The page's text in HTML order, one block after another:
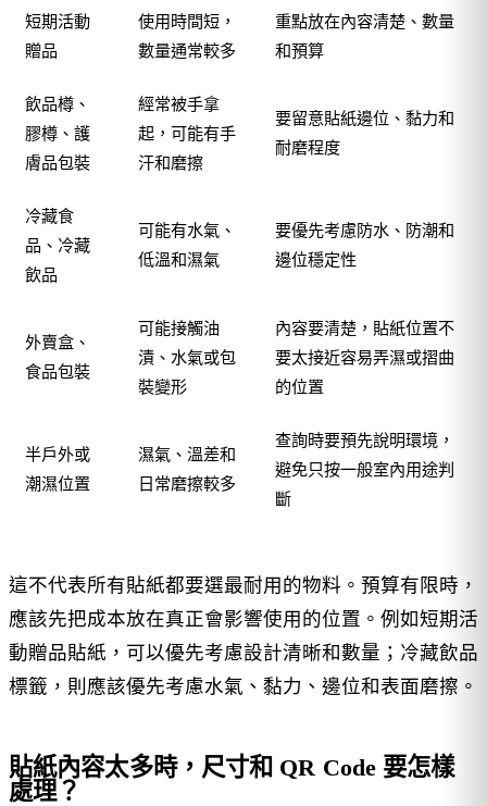
短期活動
贈品
使用時間短，
數量通常較多
重點放在內容清楚、數量
和預算
飲品樽、
膠樽、護
膚品包裝
經常被手拿
起，可能有手
汗和磨擦
要留意貼紙邊位、黏力和
耐磨程度
冷藏食
品、冷藏
飲品
可能有水氣、
低溫和濕氣
要優先考慮防水、防潮和
邊位穩定性
外賣盒、
食品包裝
可能接觸油
漬、水氣或包
裝變形
內容要清楚，貼紙位置不
要太接近容易弄濕或摺曲
的位置
半戶外或
潮濕位置
濕氣、溫差和
日常磨擦較多
查詢時要預先說明環境，
避免只按一般室內用途判
斷
這不代表所有貼紙都要選最耐用的物料。預算有限時，
應該先把成本放在真正會影響使用的位置。例如短期活
動贈品貼紙，可以優先考慮設計清晰和數量；冷藏飲品
標籤，則應該優先考慮水氣、黏力、邊位和表面磨擦。
貼紙內容太多時，尺寸和 QR Code 要怎樣
處理？